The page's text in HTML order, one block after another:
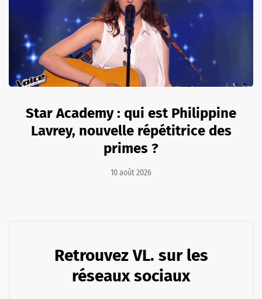
Star Academy : qui est Philippine
Lavrey, nouvelle répétitrice des
primes ?
10 août 2026
Retrouvez VL. sur les
réseaux sociaux